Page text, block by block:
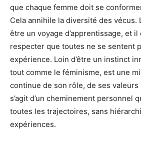
que chaque femme doit se
Cela annihile la diversité des vécus.
être un voyage d’apprentissage, et
respecter que toutes ne se sentent
expérience. Loin d’être un instinct
tout comme le féminisme, est une
continue de son rôle, de ses valeurs
s’agit d’un cheminement personnel
toutes les trajectoires, sans
expériences.